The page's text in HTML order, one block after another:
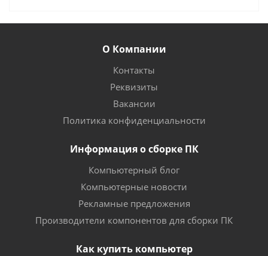
О Компании
Контакты
Реквизиты
Вакансии
Политика конфиденциальности
Информация о сборке ПК
Компьютерный блог
Компьютерные новости
Рекламные предложения
Производители компонентов для сборки ПК
Как купить компьютер